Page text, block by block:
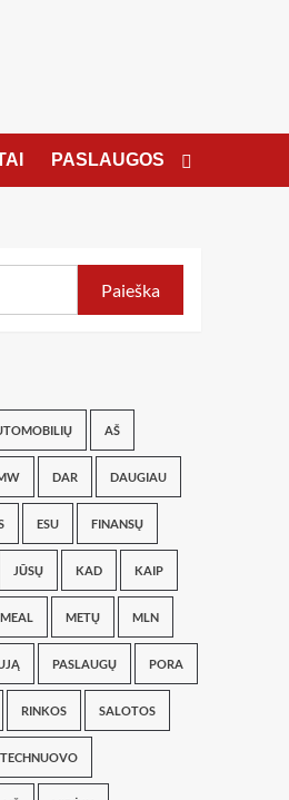
PASLAUGOS
AŠ
DAR DAUGIAU
ESU FINANSŲ
JŪSŲ KAD KAIP
MEAL METŲ MLN
PASLAUGŲ PORA
RINKOS SALOTOS
TECHNUOVO